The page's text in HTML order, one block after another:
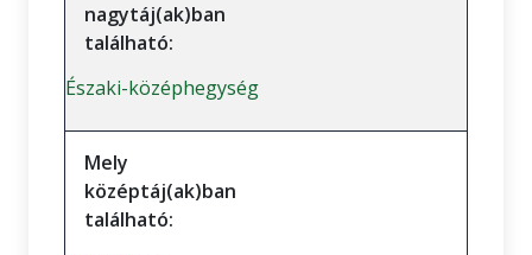
nagytáj(ak)ban
található:
Északi-középhegység
Mely
középtáj(ak)ban
található: